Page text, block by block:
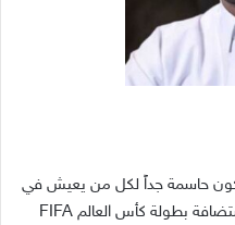
حاسمة جداً لكل من يعيش في
بطولة كأس العالم